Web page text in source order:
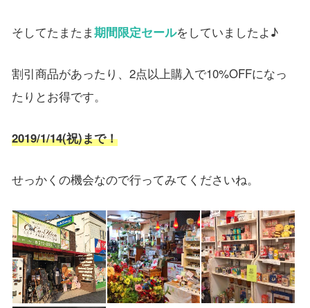
そしてたまたま期間限定セールをしていましたよ♪
割引商品があったり、2点以上購入で10%OFFになっ
たりとお得です。
2019/1/14(祝)まで！
せっかくの機会なので行ってみてくださいね。